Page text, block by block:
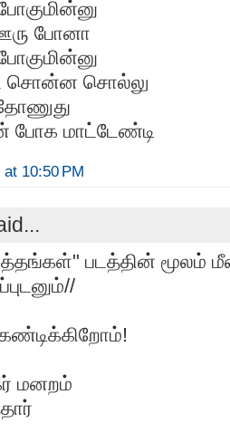
போனா
சொல்லு
போக மாட்டேண்டி
10:50 PM
அர்த்தங்கள்" படத்தின் மூலம்
மனறம்